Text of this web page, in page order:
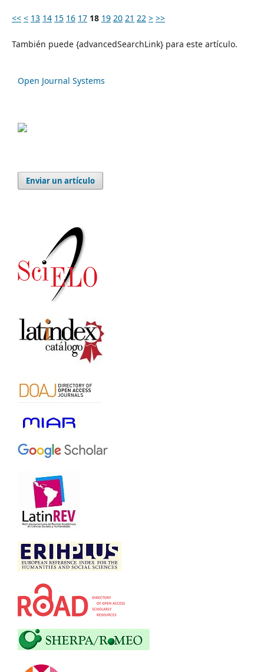
<< < 13 14 15 16 17 18 19 20 21 22 > >>
También puede {advancedSearchLink} para este artículo.
Open Journal Systems
Enviar un artículo